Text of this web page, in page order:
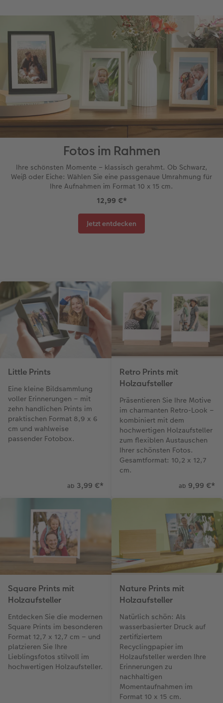
Fotos im Rahmen
Ihre schönsten Momente – klassisch gerahmt. Ob Schwarz,
Weiß oder Eiche: Wählen Sie eine passgenaue Umrahmung für
Ihre Aufnahmen im Format 10 x 15 cm.
12,99 €*
Jetzt entdecken
Little Prints
Eine kleine Bildsammlung
voller Erinnerungen – mit
zehn handlichen Prints im
praktischen Format 8,9 x 6
cm und wahlweise
passender Fotobox.
ab 3,99 €*
Retro Prints mit
Holzaufsteller
Präsentieren Sie Ihre Motive
im charmanten Retro-Look –
kombiniert mit dem
hochwertigen Holzaufsteller
zum flexiblen Austauschen
Ihrer schönsten Fotos.
Gesamtformat: 10,2 x 12,7
cm.
ab 9,99 €*
Square Prints mit
Holzaufsteller
Entdecken Sie die modernen
Square Prints im besonderen
Format 12,7 x 12,7 cm – und
platzieren Sie Ihre
Lieblingsfotos stilvoll im
hochwertigen Holzaufsteller.
Nature Prints mit
Holzaufsteller
Natürlich schön: Als
wasserbasierter Druck auf
zertifiziertem
Recyclingpapier im
Holzaufsteller werden Ihre
Erinnerungen zu
nachhaltigen
Momentaufnahmen im
Format 10 x 15 cm.